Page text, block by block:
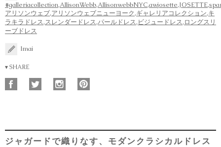
#galleriacollection,AllisonWebb,AllisonwebbNYC,awjosette,JOSETTE,
アリソンウェブ,アリソンウェブニューヨーク,ギャレリアコレクション,キ
ラキラドレス,スレンダードレス,パールドレス,ビジュードレス,ロングスリ
ーブドレス
Imai
▾ SHARE
ジャガードで織りなす、モダンクラシカルドレス